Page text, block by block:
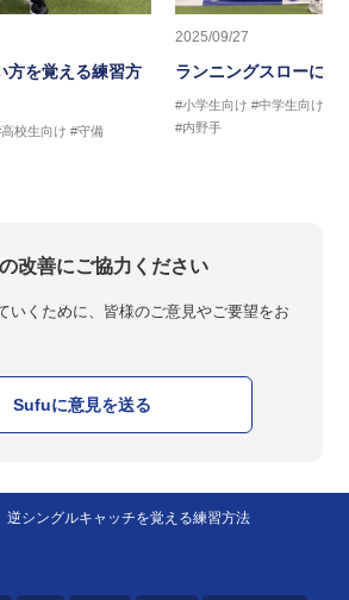
方を覚える練習方
校生向け #守備
2025/09/27
ランニングスローに繋
#小学生向け #中学生向け
#内野手
改善にご協力ください
いくために、皆様のご意見やご要望をお
Sufuに意見を送る
逆シングルキャッチを覚える練習方法